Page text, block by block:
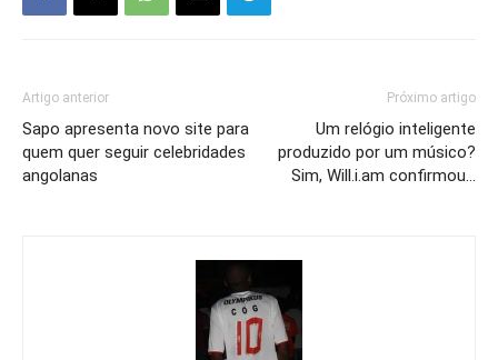
Artigo anterior
Sapo apresenta novo site para
quem quer seguir celebridades
angolanas
Próximo artigo
Um relógio inteligente
produzido por um músico?
Sim, Will.i.am confirmou…